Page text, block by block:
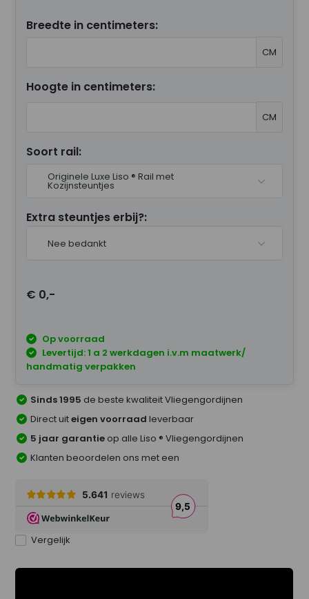
Breedte in centimeters:
CM
Hoogte in centimeters:
CM
Soort rail:
Originele Luxe Liso ® Rail met
Kozijnsteuntjes
Extra steuntjes erbij?:
Nee bedankt
€ 0,-
Op voorraad
Levertijd: 1 a 2 werkdagen i.v.m maatwerk/
handmatig verpakken
Sinds 1995 de beste kwaliteit Vliegengordijnen
Direct uiteigen voorraad leverbaar
5 jaar garantie op alle Liso ® Vliegengordijnen
Klanten beoordelen ons met een
Vergelijk